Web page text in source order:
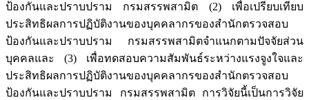
ป้องกันและปราบปราม กรมสรรพสามิต (2) เพื่อเปรียบเทียบ
ประสิทธิผลการปฏิบัติงานของบุคคลากรของสำนักตรวจสอบ
ป้องกันและปราบปราม กรมสรรพสามิตจำแนกตามปัจจัยส่วน
บุคคลและ (3) เพื่อทดสอบความสัมพันธ์ระหว่างแรงจูงใจและ
ประสิทธิผลการปฏิบัติงานของบุคคลากรของสำนักตรวจสอบ
ป้องกันและปราบปราม กรมสรรพสามิต การวิจัยนี้เป็นการวิจัย